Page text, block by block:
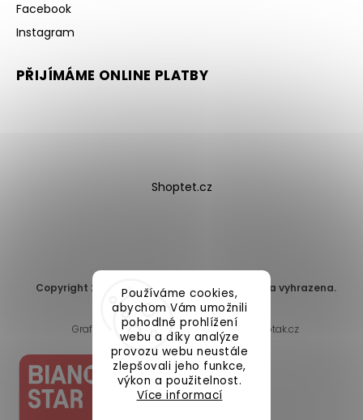
Používáme cookies,
abychom Vám umožnili
pohodlné prohlížení
webu a díky analýze
provozu webu neustále
zlepšovali jeho funkce,
výkon a použitelnost.
Více informací
Facebook
Instagram
PŘIJÍMÁME ONLINE PLATBY
Shoptet.cz
Copyright 2026 DomaLEP s.r.o. . Všechna práva vyhrazena.
Upravit nastavení cookies
Grafický návrh vytvořil a nakódoval
Shoptak.cz